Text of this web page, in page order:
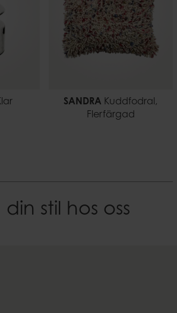
SANDRA Kuddfodral,
Flerfärgad
din stil hos oss